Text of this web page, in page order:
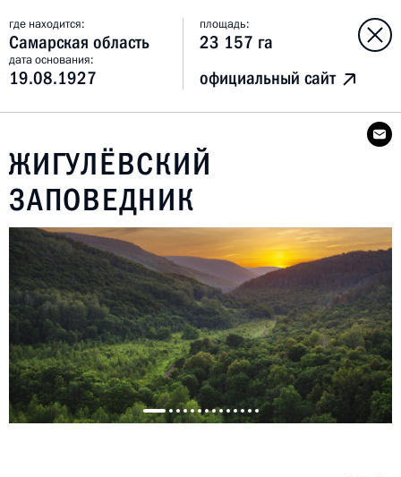
где находится:
Самарская область
площадь:
23 157 га
дата основания:
19.08.1927 официальный сайт
ЖИГУЛЁВСКИЙ
ЗАПОВЕДНИК